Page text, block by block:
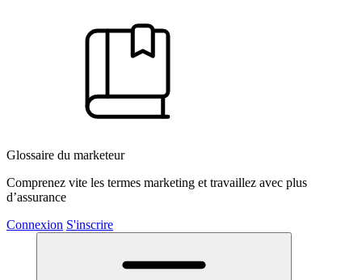
Glossaire du marketeur
Comprenez vite les termes marketing et travaillez avec plus
d’assurance
Connexion S'inscrire